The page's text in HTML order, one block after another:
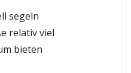
segeln
relativ viel
bieten